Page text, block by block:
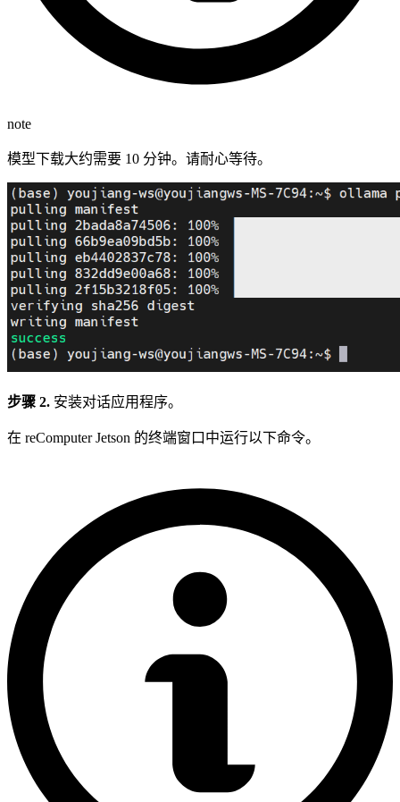
note
模型下载大约需要 10 分钟。请耐心等待。
步骤 2. 安装对话应用程序。
在 reComputer Jetson 的终端窗口中运行以下命令。